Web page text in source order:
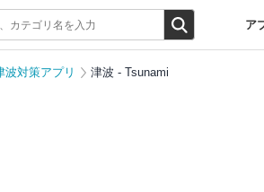
ア
波対策アプリ 津波 - Tsunami